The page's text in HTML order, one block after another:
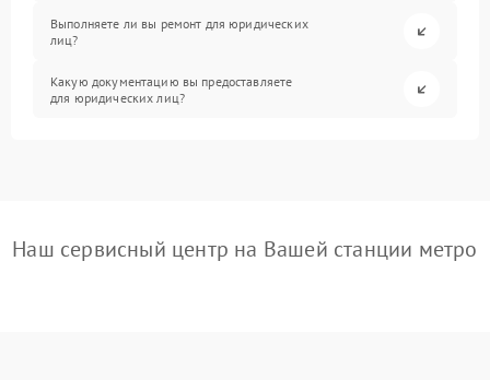
Выполняете ли вы ремонт для юридических
лиц?
Какую документацию вы предоставляете
для юридических лиц?
Наш сервисный центр на Вашей станции метро